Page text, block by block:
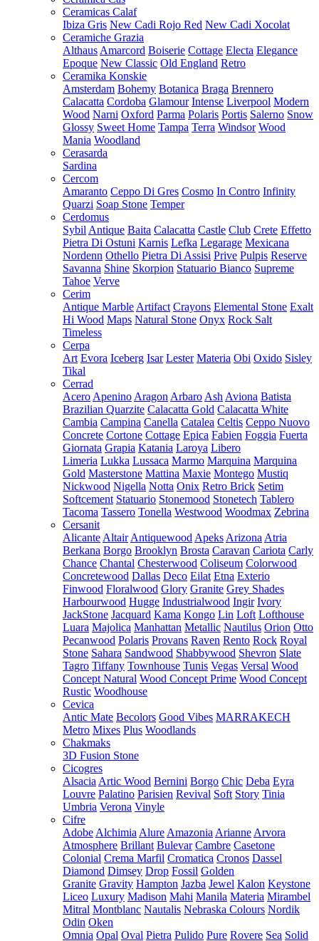
Ceramicas Calaf
Ibiza Gris New Cadi Rojo Red New Cadi Xocolat
Ceramiche Grazia
Althaus Amarcord Boiserie Cottage Electa Elegance
Epoque New Classic Old England Retro
Ceramika Konskie
Amsterdam Bohemy Botanica Braga Brennero
Calacatta Cordoba Glamour Intense Liverpool Modern
Wood Narni Oxford Parma Polaris Portis Salerno Snow
Glossy Sweet Home Tampa Terra Windsor Wood
Mania Woodland
Cerasarda
Sardina
Cercom
Amaranto Ceppo Di Gres Cosmo In Contro Infinity
Quarzi Soap Stone Temper
Cerdomus
Sybil Antique Baita Calacatta Castle Club Crete Effetto
Pietra Di Ostuni Karnis Lefka Legarage Mexicana
Nordenn Othello Pietra Di Assisi Prive Pulpis Reserve
Savanna Shine Skorpion Statuario Bianco Supreme
Tahoe Verve
Cerim
Antique Marble Artifact Crayons Elemental Stone Exalt
Hi Wood Maps Natural Stone Onyx Rock Salt
Timeless
Cerpa
Art Evora Iceberg Isar Lester Materia Obi Oxido Sisley
Tikal
Cerrad
Acero Apenino Aragon Arbaro Ash Aviona Batista
Brazilian Quarzite Calacatta Gold Calacatta White
Cambia Campina Canella Catalea Celtis Ceppo Nuovo
Concrete Cortone Cottage Epica Fabien Foggia Fuerta
Giornata Grapia Katania Laroya Libero
Limeria Lukka Lussaca Marmo Marquina Marquina
Gold Masterstone Mattina Maxie Montego Mustiq
Nickwood Nigella Notta Onix Retro Brick Setim
Softcement Statuario Stonemood Stonetech Tablero
Tacoma Tassero Tonella Westwood Woodmax Zebrina
Cersanit
Alicante Altair Antiquewood Apeks Arizona Atria
Berkana Borgo Brooklyn Brosta Caravan Cariota Carly
Chance Chantal Chesterwood Coliseum Colorwood
Concretewood Dallas Deco Eilat Etna Exterio
Finwood Floralwood Glory Granite Grey Shades
Harbourwood Hugge Industrialwood Ingir Ivory
JackStone Jacquard Kama Kongo Lin Loft Lofthouse
Luara Majolica Manhattan Metallic Nautilus Orion Otto
Pecanwood Polaris Provans Raven Rento Rock Royal
Stone Sahara Sandwood Shabbywood Shevron Slate
Tagro Tiffany Townhouse Tunis Vegas Versal Wood
Concept Natural Wood Concept Prime Wood Concept
Rustic Woodhouse
Cevica
Antic Mate Becolors Good Vibes MARRAKECH
Metro Mixes Plus Woodlands
Chakmaks
3D Fusion Stone
Cicogres
Alsacia Artic Wood Bernini Borgo Chic Deba Eyra
Louvre Palatino Parisien Revival Soft Story Tinia
Umbria Verona Vinyle
Cifre
Adobe Alchimia Alure Amazonia Arianne Arvora
Atmosphere Brillant Bulevar Cambre Casetone
Colonial Crema Marfil Cromatica Cronos Dassel
Diamond Dimsey Drop Fossil Golden
Granite Gravity Hampton Jazba Jewel Kalon Keystone
Liceo Luxury Madison Mahi Manila Materia Mirambel
Mitral Montblanc Nautalis Nebraska Colours Nordik
Odin Oken
Omnia Opal Oval Pietra Pulido Pure Rovere Sea Solid